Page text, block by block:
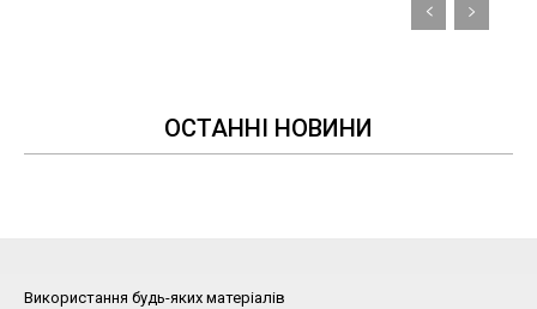
ОСТАННІ НОВИНИ
Використання будь-яких матеріалів